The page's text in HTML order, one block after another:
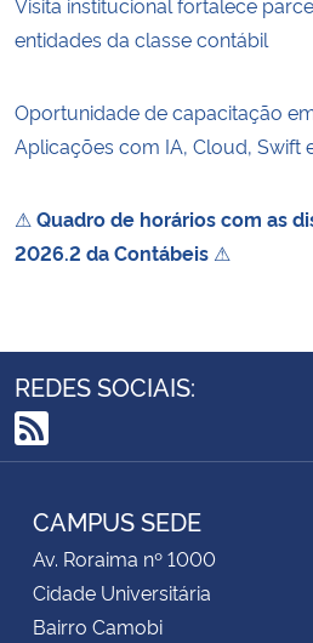
entidades da classe contábil
Oportunidade de capacitação
Aplicações com IA, Cloud, Swift
⚠ Quadro de horários com as
2026.2 da Contábeis ⚠
REDES SOCIAIS:
RSS
CAMPUS SEDE
Av. Roraima nº 1000
Cidade Universitária
Bairro Camobi